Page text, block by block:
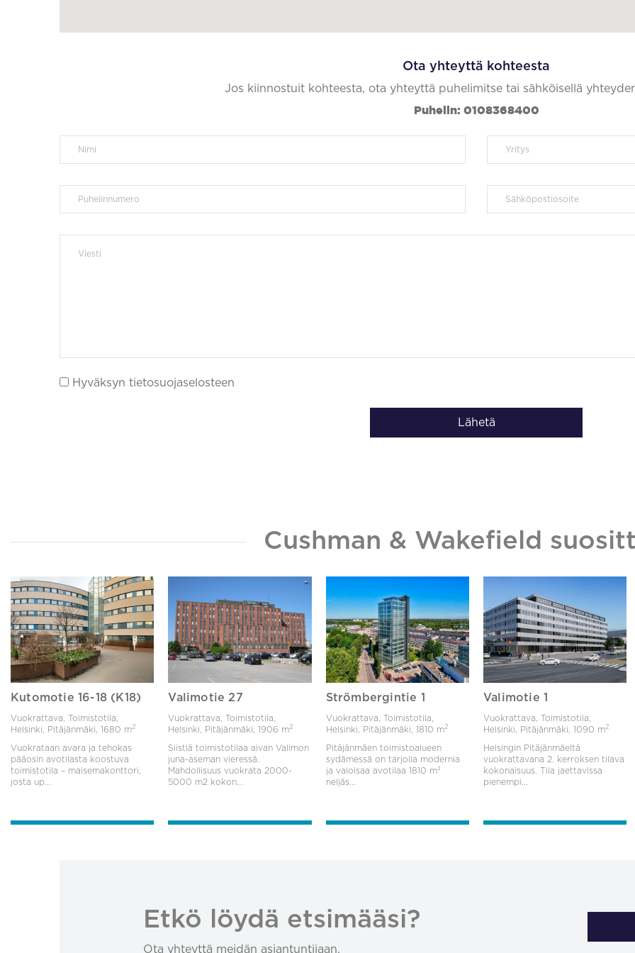
Ota yhteyttä kohteesta
Jos kiinnostuit kohteesta, ota yhteyttä puhelimitse tai sähköisellä
Puhelin: 0108368400
Hyväksyn tietosuojaselosteen
Lähetä
Cushman & Wakefield
Kutomotie 16-18 (K18)
Vuokrattava, Toimistotila,
Helsinki, Pitäjänmäki, 1680 m2
Vuokrataan avara ja tehokas
pääosin avotilasta koostuva
toimistotila – maisemakonttori,
josta up...
Valimotie 27
Vuokrattava, Toimistotila,
Helsinki, Pitäjänmäki,1906 m2
Siistiä toimistotilaa aivan Valimon
juna-aseman vieressä.
Mahdollisuus vuokrata 2000-
5000 m2 kokon...
Strömbergintie 1
Vuokrattava, Toimistotila,
Helsinki, Pitäjänmäki, 1810 m2
Pitäjänmäen toimistoalueen
sydämessä on tarjolla modernia
ja valoisaa avotilaa 1810 m²
neljäs...
Valimotie 1
Vuokrattava, Toimistotila,
Helsinki, Pitäjänmäki, 1090 m2
Helsingin Pitäjänmäeltä
vuokrattavana 2. kerroksen tilava
kokonaisuus. Tila jaettavissa
pienempi...
Etkö löydä etsimääsi?
Ota yhteyttä meidän asiantuntijaan.